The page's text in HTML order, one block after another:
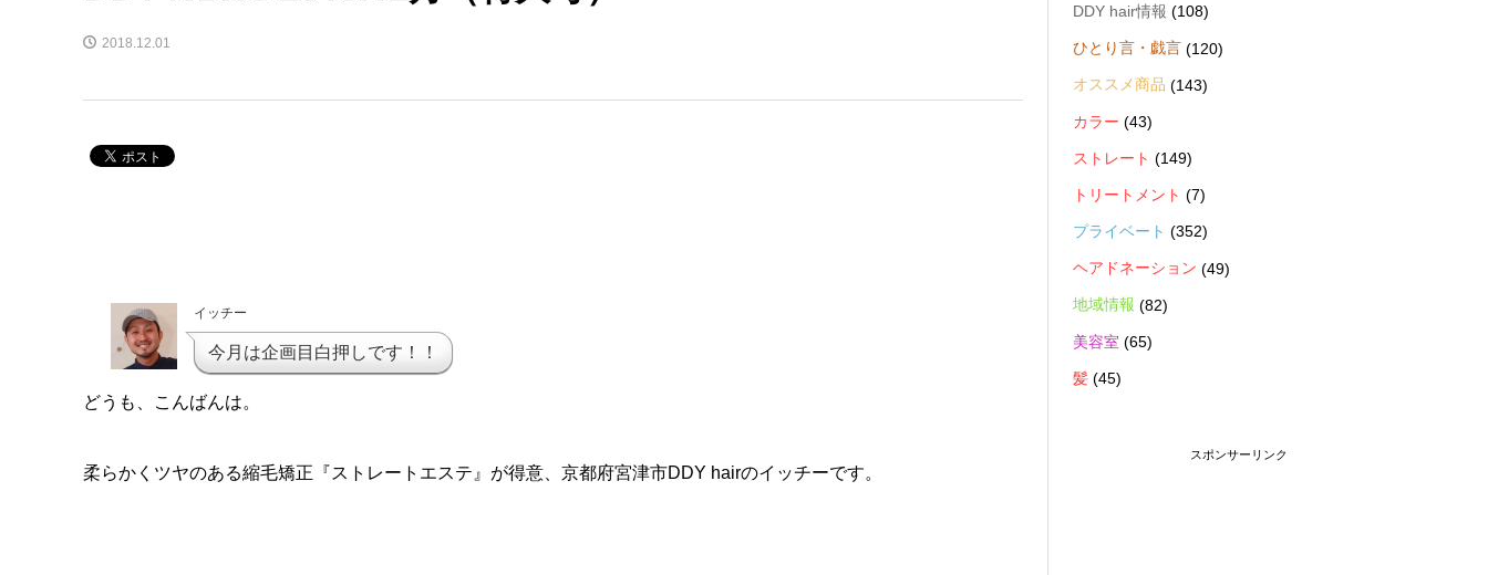
2018.12.01
イッチー
今月は企画目白押しです！！
どうも、こんばんは。
柔らかくツヤのある縮毛矯正『ストレートエステ』が得意、京都府宮津市DDY hairのイッチーです。
DDY hair情報 (108)
ひとり言・戯言 (120)
オススメ商品 (143)
カラー (43)
ストレート (149)
トリートメント (7)
プライベート (352)
ヘアドネーション (49)
地域情報 (82)
美容室 (65)
髪 (45)
スポンサーリンク